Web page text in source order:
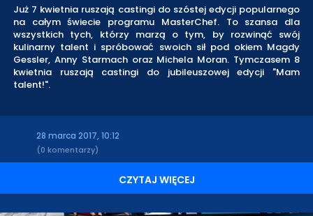
Już 7 kwietnia ruszają castingi do szóstej edycji popularnego
na całym świecie programu MasterChef. To szansa dla
wszystkich tych, którzy marzą o tym, by rozwinąć swój
kulinarny talent i spróbować swoich sił pod okiem Magdy
Gessler, Anny Starmach oraz Michela Moran. Tymczasem 8
kwietnia ruszają castingi do jubileuszowej edycji "Mam
talent!".
28 marca 2017, 10:12
(0 komentarzy)
CZYTAJ WIĘCEJ